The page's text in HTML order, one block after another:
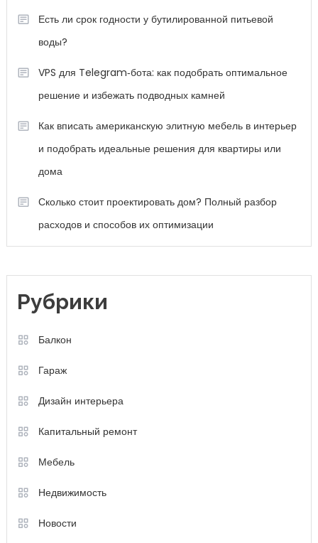
Есть ли срок годности у бутилированной питьевой
воды?
VPS для Telegram‑бота: как подобрать оптимальное
решение и избежать подводных камней
Как вписать американскую элитную мебель в интерьер
и подобрать идеальные решения для квартиры или
дома
Сколько стоит проектировать дом? Полный разбор
расходов и способов их оптимизации
Рубрики
Балкон
Гараж
Дизайн интерьера
Капитальный ремонт
Мебель
Недвижимость
Новости